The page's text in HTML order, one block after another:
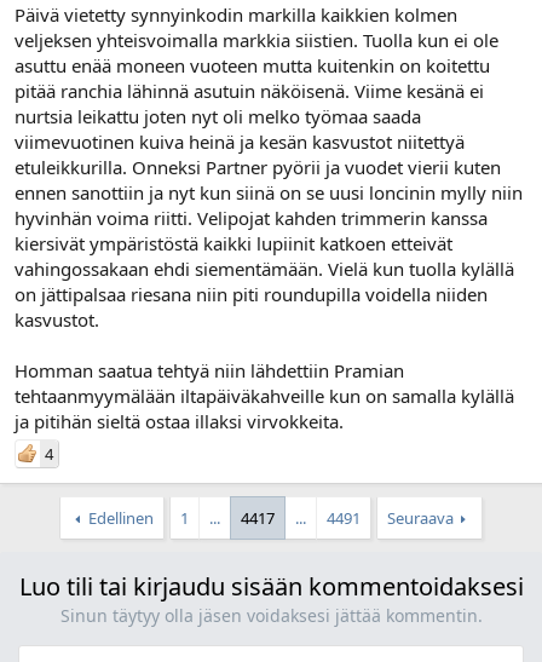
Päivä vietetty synnyinkodin markilla kaikkien kolmen
veljeksen yhteisvoimalla markkia siistien. Tuolla kun ei ole
asuttu enää moneen vuoteen mutta kuitenkin on koitettu
pitää ranchia lähinnä asutuin näköisenä. Viime kesänä ei
nurtsia leikattu joten nyt oli melko työmaa saada
viimevuotinen kuiva heinä ja kesän kasvustot niitettyä
etuleikkurilla. Onneksi Partner pyörii ja vuodet vierii kuten
ennen sanottiin ja nyt kun siinä on se uusi loncinin mylly niin
hyvinhän voima riitti. Velipojat kahden trimmerin kanssa
kiersivät ympäristöstä kaikki lupiinit katkoen etteivät
vahingossakaan ehdi siementämään. Vielä kun tuolla kylällä
on jättipalsaa riesana niin piti roundupilla voidella niiden
kasvustot.
Homman saatua tehtyä niin lähdettiin Pramian
tehtaanmyymälään iltapäiväkahveille kun on samalla kylällä
ja pitihän sieltä ostaa illaksi virvokkeita.
4
Edellinen 1 ... 4417 ... 4491 Seuraava
Luo tili tai kirjaudu sisään kommentoidaksesi
Sinun täytyy olla jäsen voidaksesi jättää kommentin.